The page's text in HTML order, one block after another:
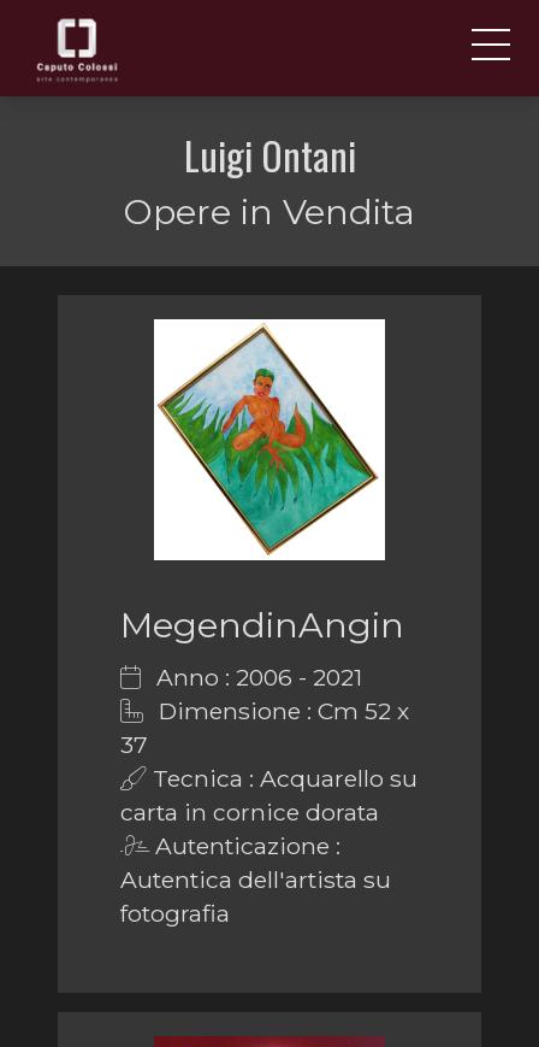
ARTISTI E OPERE
Luigi Ontani
Opere in Vendita
MegendinAngin
Anno : 2006 - 2021
Dimensione : Cm 52 x
37
Tecnica : Acquarello su
carta in cornice dorata
Autenticazione :
Autentica dell'artista su
fotografia